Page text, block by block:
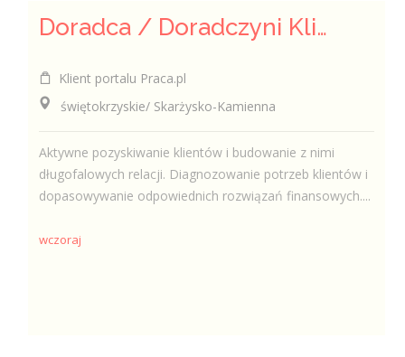
Doradca / Doradczyni Klienta – branża finansowa
Klient portalu Praca.pl
świętokrzyskie/ Skarżysko-Kamienna
Aktywne pozyskiwanie klientów i budowanie z nimi
długofalowych relacji. Diagnozowanie potrzeb klientów i
dopasowywanie odpowiednich rozwiązań finansowych....
wczoraj